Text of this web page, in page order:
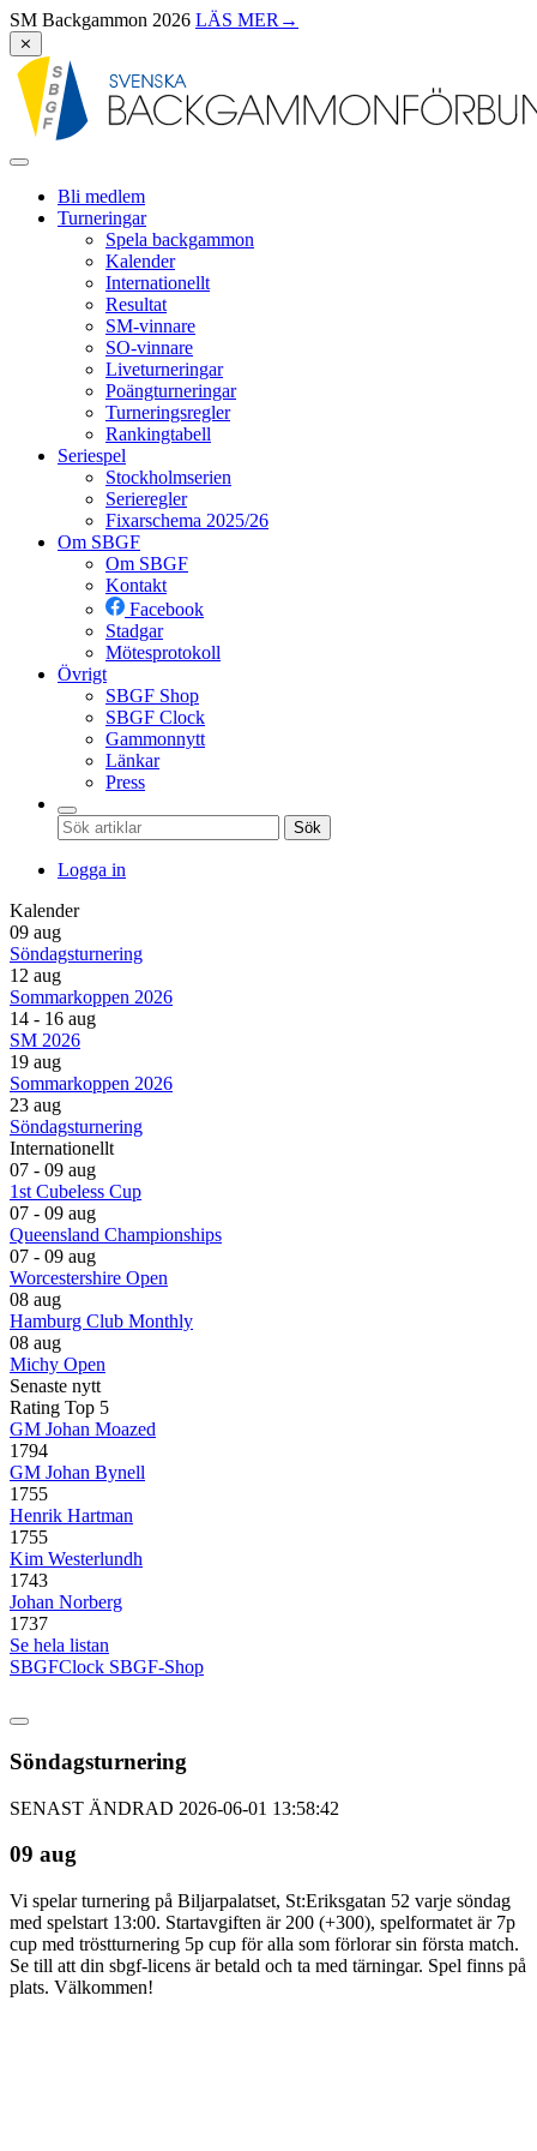
SM Backgammon 2026 LÄS MER →
⨯
Bli medlem
Turneringar
Spela backgammon
Kalender
Internationellt
Resultat
SM-vinnare
SO-vinnare
Liveturneringar
Poängturneringar
Turneringsregler
Rankingtabell
Seriespel
Stockholmserien
Serieregler
Fixarschema 2025/26
Om SBGF
Om SBGF
Kontakt
Facebook
Stadgar
Mötesprotokoll
Övrigt
SBGF Shop
SBGF Clock
Gammonnytt
Länkar
Press
Sök
Logga in
Kalender
09 aug
Söndagsturnering
12 aug
Sommarkoppen 2026
14 - 16 aug
SM 2026
19 aug
Sommarkoppen 2026
23 aug
Söndagsturnering
Internationellt
07 - 09 aug
1st Cubeless Cup
07 - 09 aug
Queensland Championships
07 - 09 aug
Worcestershire Open
08 aug
Hamburg Club Monthly
08 aug
Michy Open
Senaste nytt
Rating Top 5
GM Johan Moazed
1794
GM Johan Bynell
1755
Henrik Hartman
1755
Kim Westerlundh
1743
Johan Norberg
1737
Se hela listan
SBGFClock SBGF-Shop
Söndagsturnering
SENAST ÄNDRAD 2026-06-01 13:58:42
09 aug
Vi spelar turnering på Biljarpalatset, St:Eriksgatan 52 varje söndag
med spelstart 13:00. Startavgiften är 200 (+300), spelformatet är 7p
cup med tröstturnering 5p cup för alla som förlorar sin första match.
Se till att din sbgf-licens är betald och ta med tärningar. Spel finns på
plats. Välkommen!